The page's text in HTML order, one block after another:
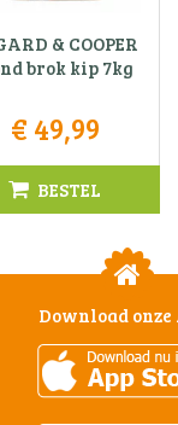
& COOPER
brok kip 7kg
€ 49,99
BESTEL
Download onze